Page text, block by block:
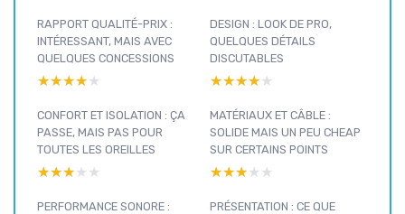
RAPPORT QUALITÉ-PRIX :
INTÉRESSANT, MAIS AVEC
QUELQUES CONCESSIONS
★★★★★
★★★★★
DESIGN : LOOK DE PRO,
QUELQUES DÉTAILS
DISCUTABLES
★★★★★
★★★★★
CONFORT ET ISOLATION : ÇA
PASSE, MAIS PAS POUR
TOUTES LES OREILLES
★★★★★
★★★★★
MATÉRIAUX ET CÂBLE :
SOLIDE MAIS UN PEU CHEAP
SUR CERTAINS POINTS
★★★★★
★★★★★
PERFORMANCE SONORE :
PRÉSENTATION : CE QUE